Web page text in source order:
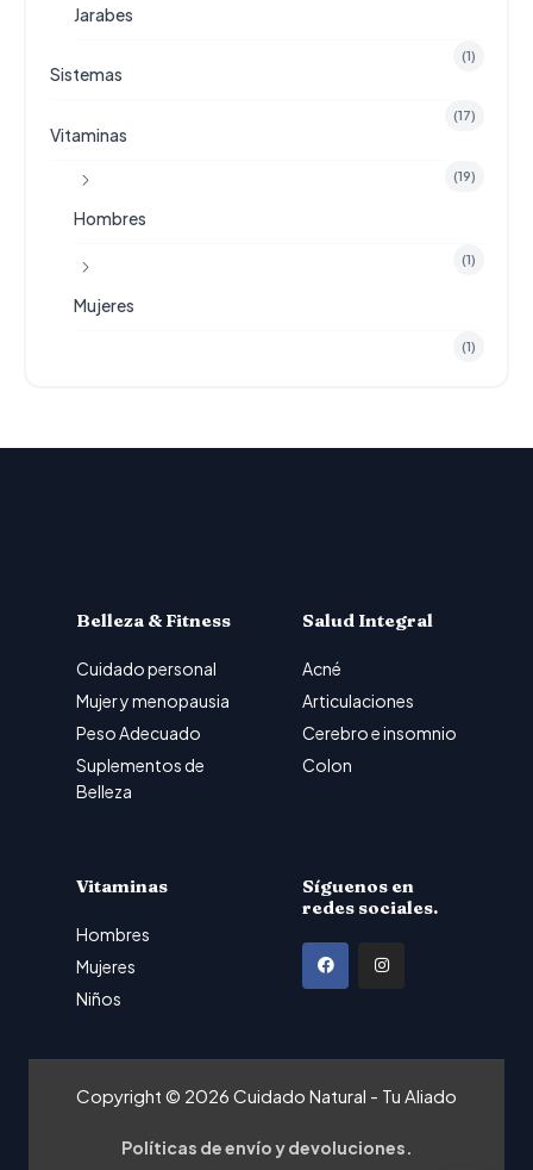
Jarabes
(1)
Sistemas
(17)
Vitaminas
(19)
Hombres
(1)
Mujeres
(1)
Belleza & Fitness
Cuidado personal
Mujer y menopausia
Peso Adecuado
Suplementos de
Belleza
Salud Integral
Acné
Articulaciones
Cerebro e insomnio
Colon
Vitaminas
Hombres
Mujeres
Niños
Síguenos en
redes sociales.
F
a
o
I
g
Copyright © 2026 Cuidado Natural - Tu Aliado
Políticas de envío y devoluciones.